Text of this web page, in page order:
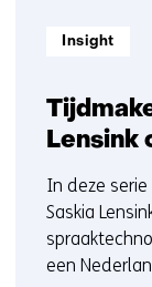
Lensink
Insight
In deze
Saskia
een